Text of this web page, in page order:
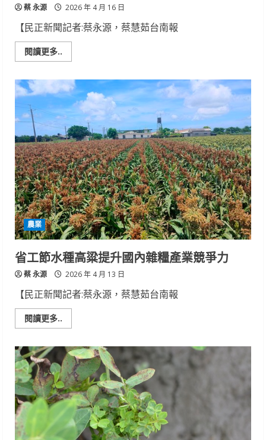
蔡 永源 2026 年 4 月 16 日
【民正新聞記者:蔡永源，蔡慧茹台南報
閱讀更多..
more
善
耕
作
新
利
器
自
走
式
土
壤
蒸
汽
消
毒
機
為
農
友
添
助
力
農業
省工節水種高粱提升國內雜糧產業競爭力
蔡 永源 2026 年 4 月 13 日
【民正新聞記者:蔡永源，蔡慧茹台南報
閱讀更多..
more
工
節
水
種
高
粱
提
升
國
內